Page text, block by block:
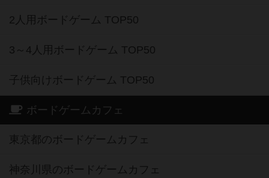
2人用ボードゲーム TOP50
3～4人用ボードゲーム TOP50
子供向けボードゲーム TOP50
ボードゲームカフェ
東京都のボードゲームカフェ
神奈川県のボードゲームカフェ